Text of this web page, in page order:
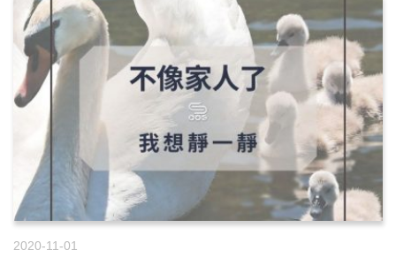
2020-11-01